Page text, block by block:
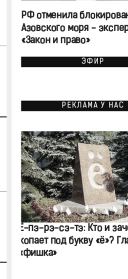
РФ отменила
Азовского моря -
«Закон и право»
ЭФИР
РЕКЛАМА У НАС
Ё-пэ-рэ-сэ-тэ: Кто и
копает под букву «ё»?
«фишка»